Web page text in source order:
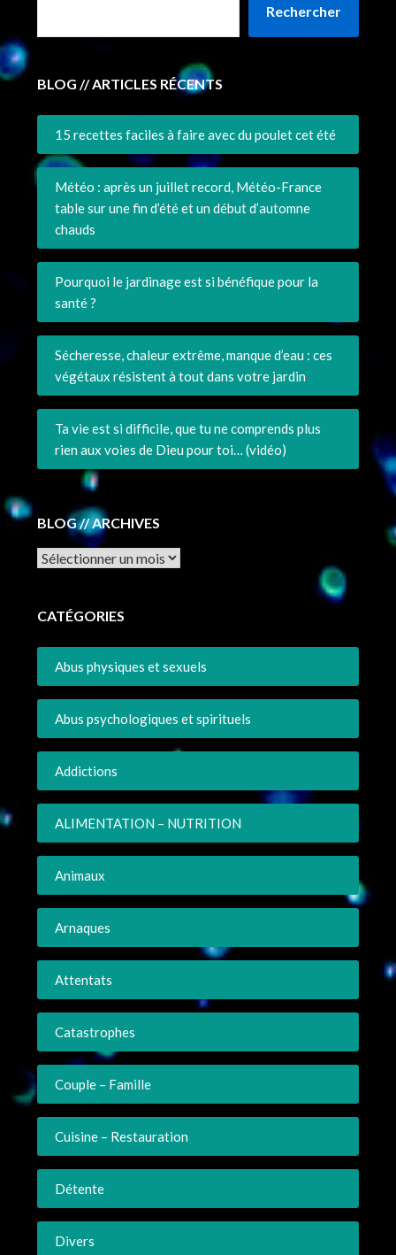
Rechercher
BLOG // ARTICLES RÉCENTS
15 recettes faciles à faire avec du poulet cet été
Météo : après un juillet record, Météo-France
table sur une fin d’été et un début d’automne
chauds
Pourquoi le jardinage est si bénéfique pour la
santé ?
Sécheresse, chaleur extrême, manque d’eau : ces
végétaux résistent à tout dans votre jardin
Ta vie est si difficile, que tu ne comprends plus
rien aux voies de Dieu pour toi… (vidéo)
BLOG // ARCHIVES
Archives
CATÉGORIES
Abus physiques et sexuels
Abus psychologiques et spirituels
Addictions
ALIMENTATION – NUTRITION
Animaux
Arnaques
Attentats
Catastrophes
Couple – Famille
Cuisine – Restauration
Détente
Divers